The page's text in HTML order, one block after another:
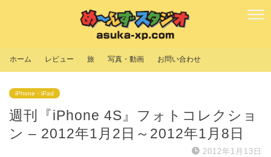
ホーム レビュー 旅 写真・動画 お問い合わせ
iPhone・iPad
週刊『iPhone 4S』フォトコレクショ
ン – 2012年1月2日～2012年1月8日
2012年1月13日